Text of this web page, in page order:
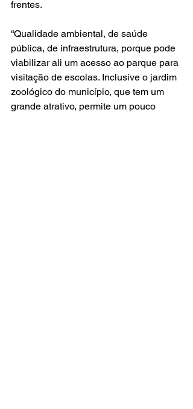
frentes.
“Qualidade ambiental, de saúde
pública, de infraestrutura, porque pode
viabilizar ali um acesso ao parque para
visitação de escolas. Inclusive o jardim
zoológico do município, que tem um
grande atrativo, permite um pouco